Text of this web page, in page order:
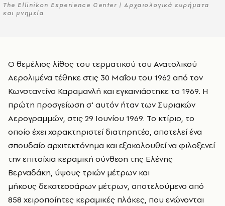
The Ellinikon Experience Center | Aρχαιολογικά ευρήματα
και μνημεία
Ο θεμέλιος λίθος του τερματικού του Ανατολικού
Αερολιμένα τέθηκε στις 30 Μαΐου του 1962 από τον
Κωνσταντίνο Καραμανλή και εγκαινιάστηκε το 1969. Η
πρώτη προσγείωση σ' αυτόν ήταν των Συριακών
Αερογραμμών, στις 29 Ιουνίου 1969. Το κτίριο, το
οποίο έχει χαρακτηριστεί διατηρητέο, αποτελεί ένα
σπουδαίο αρχιτεκτόνημα και εξακολουθεί να φιλοξενεί
την επιτοίχια κεραμική σύνθεση της Ελένης
Βερναδάκη, ύψους τριών μέτρων και
μήκους δεκατεσσάρων μέτρων, αποτελούμενο από
858 χειροποίητες κεραμικές πλάκες, που ενώνονται